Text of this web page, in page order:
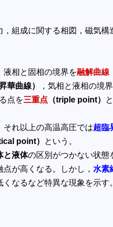
組成に関する相図，磁気構
液相と固相の境界を融解曲線
華曲線） ，気相と液相の境
点を三重点 （triple point）
それ以上の高温高圧では超臨
point）
という。
と液体の区別がつかない状態
が高くなる。しかし， 水素
なるなど特異な現象を示す。